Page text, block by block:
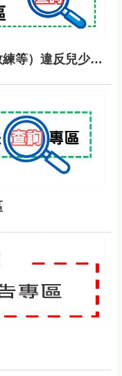
教學現場人員（含社團教師、教練等）違反兒少法查詢專區